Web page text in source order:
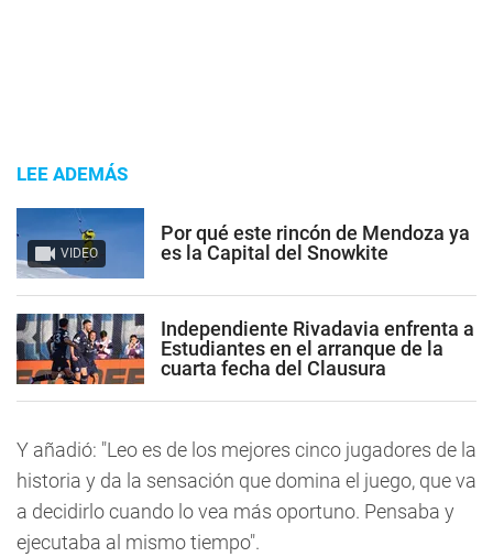
LEE ADEMÁS
VIDEO
Por qué este rincón de Mendoza ya
es la Capital del Snowkite
Independiente Rivadavia enfrenta a
Estudiantes en el arranque de la
cuarta fecha del Clausura
Y añadió: "Leo es de los mejores cinco jugadores de la
historia y da la sensación que domina el juego, que va
a decidirlo cuando lo vea más oportuno. Pensaba y
ejecutaba al mismo tiempo".